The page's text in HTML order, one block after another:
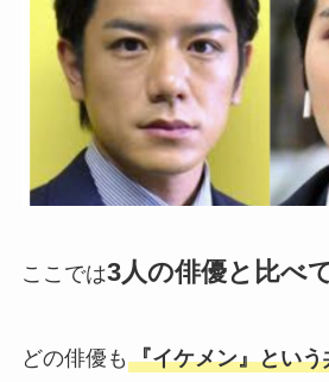
ここでは3人の俳優と比べ
どの俳優も 『イケメン』という